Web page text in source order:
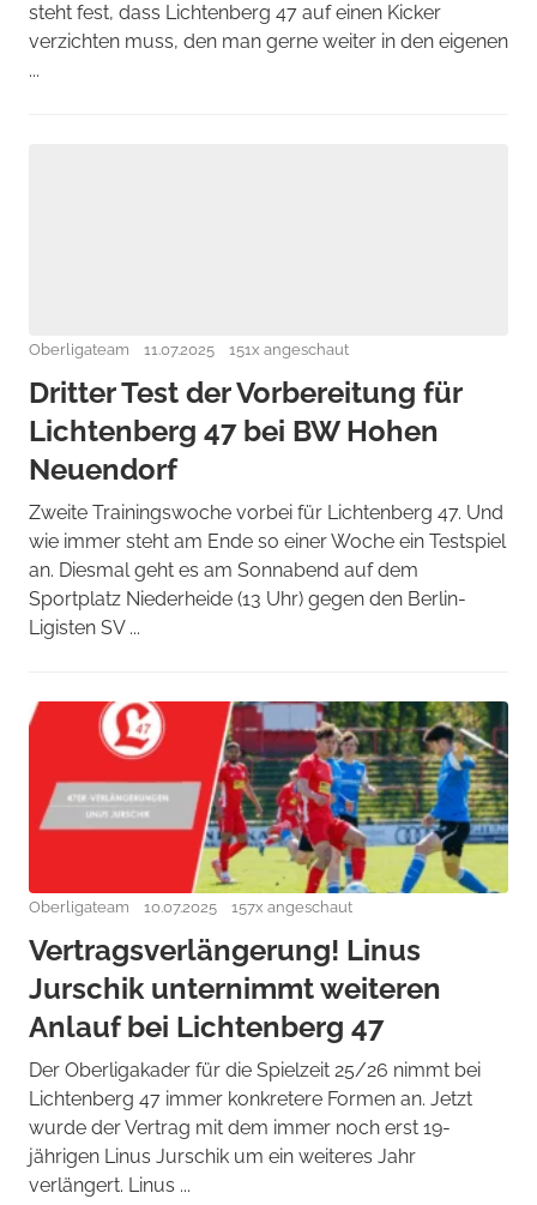
steht fest, dass Lichtenberg 47 auf einen Kicker
verzichten muss, den man gerne weiter in den eigenen
...
Oberligateam 11.07.2025 151x angeschaut
Dritter Test der Vorbereitung für
Lichtenberg 47 bei BW Hohen
Neuendorf
Zweite Trainingswoche vorbei für Lichtenberg 47. Und
wie immer steht am Ende so einer Woche ein Testspiel
an. Diesmal geht es am Sonnabend auf dem
Sportplatz Niederheide (13 Uhr) gegen den Berlin-
Ligisten SV ...
Oberligateam 10.07.2025 157x angeschaut
Vertragsverlängerung! Linus
Jurschik unternimmt weiteren
Anlauf bei Lichtenberg 47
Der Oberligakader für die Spielzeit 25/26 nimmt bei
Lichtenberg 47 immer konkretere Formen an. Jetzt
wurde der Vertrag mit dem immer noch erst 19-
jährigen Linus Jurschik um ein weiteres Jahr
verlängert. Linus ...